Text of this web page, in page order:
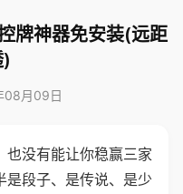
牌神器免安装(远距
08月09日
也没有能让你稳赢三家
是段子、是传说、是少